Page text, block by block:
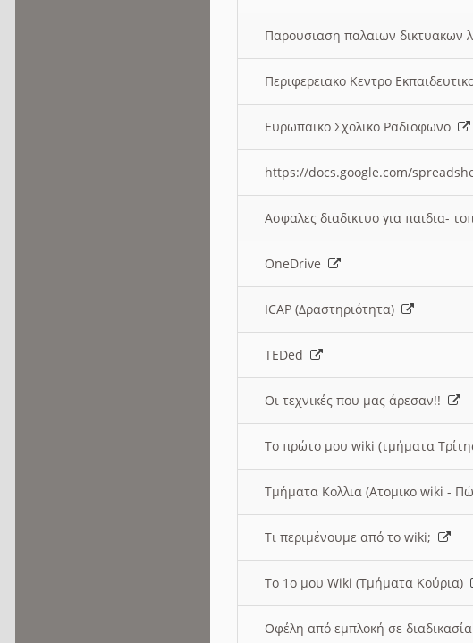
Παρουσιαση παλαιων δικτυακων
Περιφερειακο Κεντρο
Ευρωπαικο Σχολικο Ραδιοφωνο
https://docs.google.com/
Ασφαλες διαδικτυο για παιδια-
OneDrive
ICAP (Δραστηριότητα)
TEDed
Οι τεχνικές που μας άρεσαν!!
Το πρώτο μου wiki (τμήματα
Τμήματα Κολλια (Ατομικο wiki -
Τι περιμένουμε από το wiki;
Το 1ο μου Wiki (Τμήματα Κούρια)
Οφέλη από εμπλοκή σε